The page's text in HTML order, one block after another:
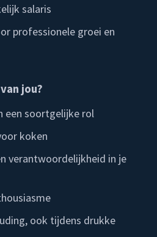
salaris
professionele groei en
jou?
een soortgelijke rol
koken
verantwoordelijkheid in je
ook tijdens drukke